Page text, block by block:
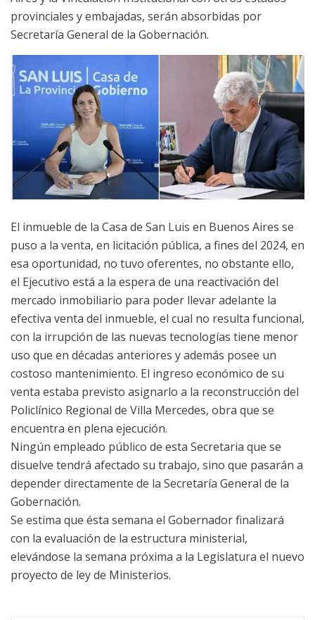
provinciales y embajadas, serán absorbidas por
Secretaría General de la Gobernación.
El inmueble de la Casa de San Luis en Buenos Aires se
puso a la venta, en licitación pública, a fines del 2024, en
esa oportunidad, no tuvo oferentes, no obstante ello,
el Ejecutivo está a la espera de una reactivación del
mercado inmobiliario para poder llevar adelante la
efectiva venta del inmueble, el cual no resulta funcional,
con la irrupción de las nuevas tecnologías tiene menor
uso que en décadas anteriores y además posee un
costoso mantenimiento. El ingreso económico de su
venta estaba previsto asignarlo a la reconstrucción del
Policlínico Regional de Villa Mercedes, obra que se
encuentra en plena ejecución.
Ningún empleado público de esta Secretaria que se
disuelve tendrá afectado su trabajo, sino que pasarán a
depender directamente de la Secretaría General de la
Gobernación.
Se estima que ésta semana el Gobernador finalizará
con la evaluación de la estructura ministerial,
elevándose la semana próxima a la Legislatura el nuevo
proyecto de ley de Ministerios.